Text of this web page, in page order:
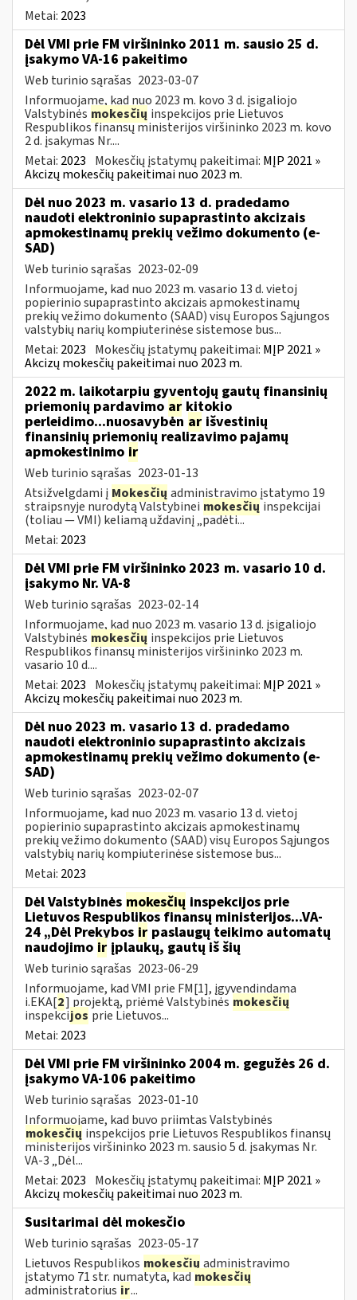
Metai: 2023
Dėl VMI prie FM viršininko 2011 m. sausio 25 d.
įsakymo VA-16 pakeitimo
Web turinio sąrašas 2023-03-07
Informuojame, kad nuo 2023 m. kovo 3 d. įsigaliojo
Valstybinės mokesčių inspekcijos prie Lietuvos
Respublikos finansų ministerijos viršininko 2023 m. kovo
2 d. įsakymas Nr....
Metai: 2023 Mokesčių įstatymų pakeitimai: MĮP 2021 »
Akcizų mokesčių pakeitimai nuo 2023 m.
Dėl nuo 2023 m. vasario 13 d. pradedamo
naudoti elektroninio supaprastinto akcizais
apmokestinamų prekių vežimo dokumento (e-
SAD)
Web turinio sąrašas 2023-02-09
Informuojame, kad nuo 2023 m. vasario 13 d. vietoj
popierinio supaprastinto akcizais apmokestinamų
prekių vežimo dokumento (SAAD) visų Europos Sąjungos
valstybių narių kompiuterinėse sistemose bus...
Metai: 2023 Mokesčių įstatymų pakeitimai: MĮP 2021 »
Akcizų mokesčių pakeitimai nuo 2023 m.
2022 m. laikotarpiu gyventojų gautų finansinių
priemonių pardavimo ar kitokio
perleidimo...nuosavybėn ar išvestinių
finansinių priemonių realizavimo pajamų
apmokestinimo ir
Web turinio sąrašas 2023-01-13
Atsižvelgdami į Mokesčių administravimo įstatymo 19
straipsnyje nurodytą Valstybinei mokesčių inspekcijai
(toliau — VMI) keliamą uždavinį „padėti...
Metai: 2023
Dėl VMI prie FM viršininko 2023 m. vasario 10 d.
įsakymo Nr. VA-8
Web turinio sąrašas 2023-02-14
Informuojame, kad nuo 2023 m. vasario 13 d. įsigaliojo
Valstybinės mokesčių inspekcijos prie Lietuvos
Respublikos finansų ministerijos viršininko 2023 m.
vasario 10 d....
Metai: 2023 Mokesčių įstatymų pakeitimai: MĮP 2021 »
Akcizų mokesčių pakeitimai nuo 2023 m.
Dėl nuo 2023 m. vasario 13 d. pradedamo
naudoti elektroninio supaprastinto akcizais
apmokestinamų prekių vežimo dokumento (e-
SAD)
Web turinio sąrašas 2023-02-07
Informuojame, kad nuo 2023 m. vasario 13 d. vietoj
popierinio supaprastinto akcizais apmokestinamų
prekių vežimo dokumento (SAAD) visų Europos Sąjungos
valstybių narių kompiuterinėse sistemose bus...
Metai: 2023
Dėl Valstybinės mokesčių inspekcijos prie
Lietuvos Respublikos finansų ministerijos...VA-
24 „Dėl Prekybos ir paslaugų teikimo automatų
naudojimo ir įplaukų, gautų iš šių
Web turinio sąrašas 2023-06-29
Informuojame, kad VMI prie FM[1], įgyvendindama
i.EKA[2] projektą, priėmė Valstybinės mokesčių
inspekcijos prie Lietuvos...
Metai: 2023
Dėl VMI prie FM viršininko 2004 m. gegužės 26 d.
įsakymo VA-106 pakeitimo
Web turinio sąrašas 2023-01-10
Informuojame, kad buvo priimtas Valstybinės
mokesčių inspekcijos prie Lietuvos Respublikos finansų
ministerijos viršininko 2023 m. sausio 5 d. įsakymas Nr.
VA-3 „Dėl...
Metai: 2023 Mokesčių įstatymų pakeitimai: MĮP 2021 »
Akcizų mokesčių pakeitimai nuo 2023 m.
Susitarimai dėl mokesčio
Web turinio sąrašas 2023-05-17
Lietuvos Respublikos mokesčių administravimo
įstatymo 71 str. numatyta, kadmokesčių
administratorius ir...